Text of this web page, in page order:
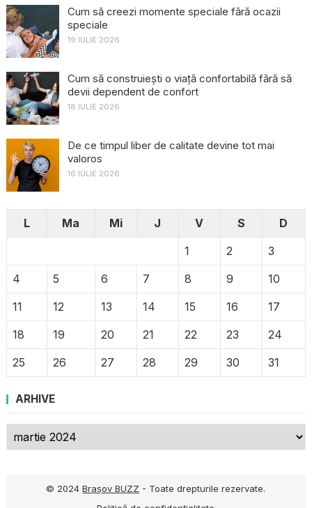
Cum să creezi momente speciale fără ocazii
speciale
19 IULIE 2026
Cum să construiești o viață confortabilă fără să
devii dependent de confort
18 IULIE 2026
De ce timpul liber de calitate devine tot mai
valoros
16 IULIE 2026
L Ma Mi J V S
D
1
2
3
4
5 6 7 8 9
10
11
12 13 14 15 16
17
18
19 20 21 22 23
24
25
26 27 28 29 30 31
ARHIVE
Arhive
© 2024Brașov BUZZ - Toate drepturile rezervate.